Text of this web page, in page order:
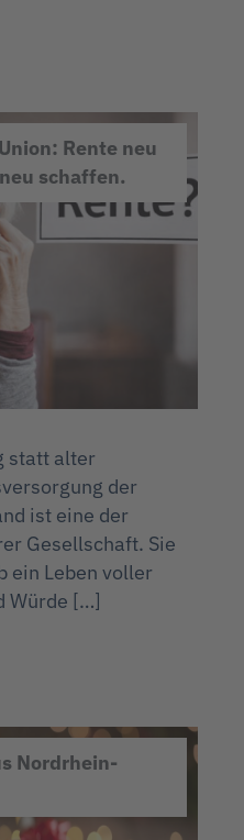
Rente neu
schaffen.
statt alter
der
ist eine der
Gesellschaft. Sie
ein Leben voller
Würde […]
Nordrhein-